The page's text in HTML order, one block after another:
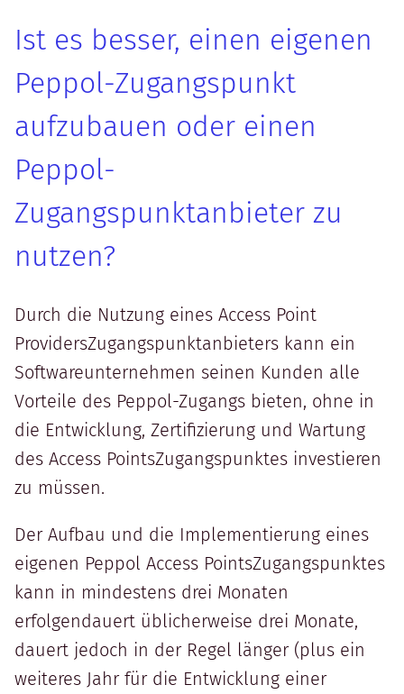
Ist es besser, einen eigenen
Peppol-Zugangspunkt
aufzubauen oder einen
Peppol-
Zugangspunktanbieter zu
nutzen?
Durch die Nutzung eines Access Point
ProvidersZugangspunktanbieters kann ein
Softwareunternehmen seinen Kunden alle
Vorteile des Peppol-Zugangs bieten, ohne in
die Entwicklung, Zertifizierung und Wartung
des Access PointsZugangspunktes investieren
zu müssen.
Der Aufbau und die Implementierung eines
eigenen Peppol Access PointsZugangspunktes
kann in mindestens drei Monaten
erfolgendauert üblicherweise drei Monate,
dauert jedoch in der Regel länger (plus ein
weiteres Jahr für die Entwicklung einer